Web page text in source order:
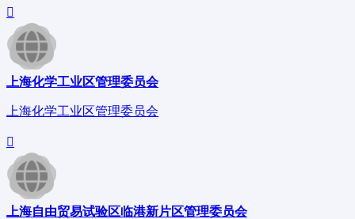
上海化学工业区管理委员会
上海化学工业区管理委员会
上海自由贸易试验区临港新片区管理委员会